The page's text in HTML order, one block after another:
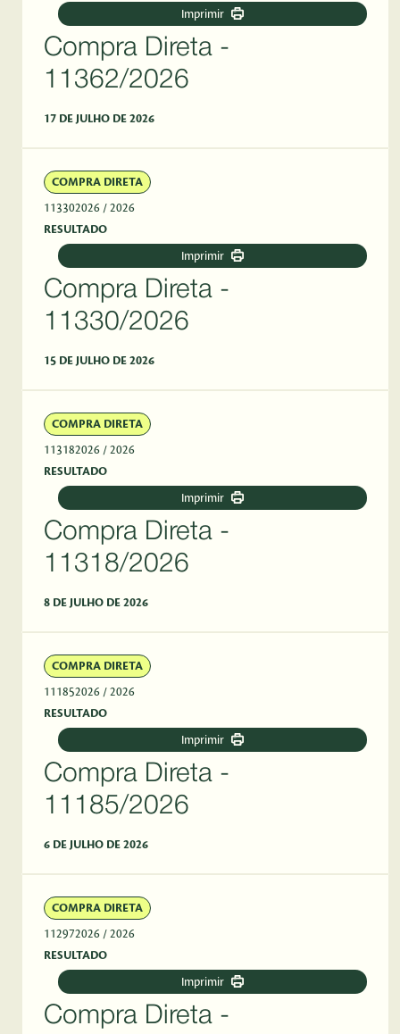
Imprimir
Compra Direta -
11362/2026
17 DE JULHO DE 2026
COMPRA DIRETA
113302026 / 2026
RESULTADO
Imprimir
Compra Direta -
11330/2026
15 DE JULHO DE 2026
COMPRA DIRETA
113182026 / 2026
RESULTADO
Imprimir
Compra Direta -
11318/2026
8 DE JULHO DE 2026
COMPRA DIRETA
111852026 / 2026
RESULTADO
Imprimir
Compra Direta -
11185/2026
6 DE JULHO DE 2026
COMPRA DIRETA
112972026 / 2026
RESULTADO
Imprimir
Compra Direta -